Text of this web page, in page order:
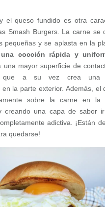
el queso fundido es otra
Smash Burgers. La carne se
pequeñas y se aplasta en la
una cocción rápida y
una mayor superficie de
que a su vez crea
en la parte exterior. Además, el
sobre la carne en la
creando una capa de sabor
adictiva. ¡Están
quedarse!